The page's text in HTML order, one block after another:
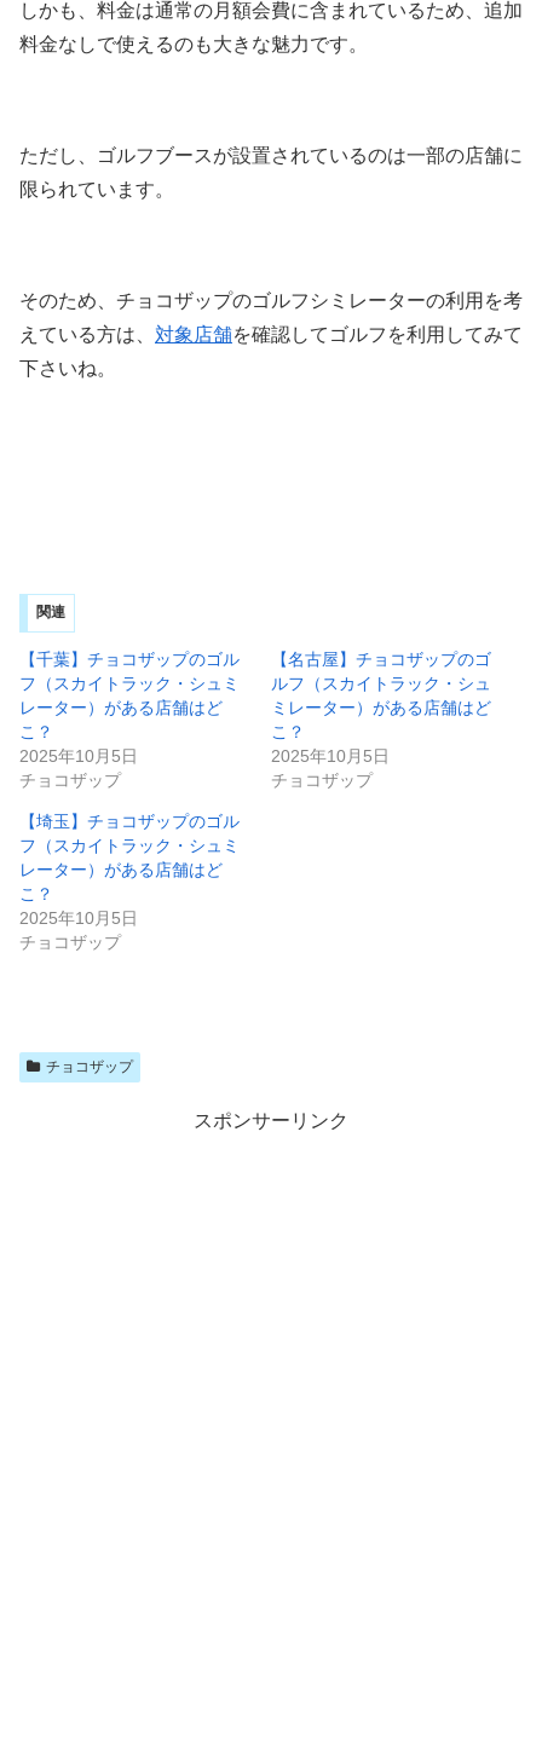
しかも、料金は通常の月額会費に含まれているため、追加
料金なしで使えるのも大きな魅力です。
ただし、ゴルフブースが設置されているのは一部の店舗に
限られています。
そのため、チョコザップのゴルフシミレーターの利用を考
えている方は、 対象店舗を確認してゴルフを利用してみて
下さいね。
関連
【千葉】チョコザップのゴル
フ（スカイトラック・シュミ
レーター）がある店舗はど
こ？
2025年10月5日
チョコザップ
【名古屋】チョコザップのゴ
ルフ（スカイトラック・シュ
ミレーター）がある店舗はど
こ？
2025年10月5日
チョコザップ
【埼玉】チョコザップのゴル
フ（スカイトラック・シュミ
レーター）がある店舗はど
こ？
2025年10月5日
チョコザップ
チョコザップ
スポンサーリンク